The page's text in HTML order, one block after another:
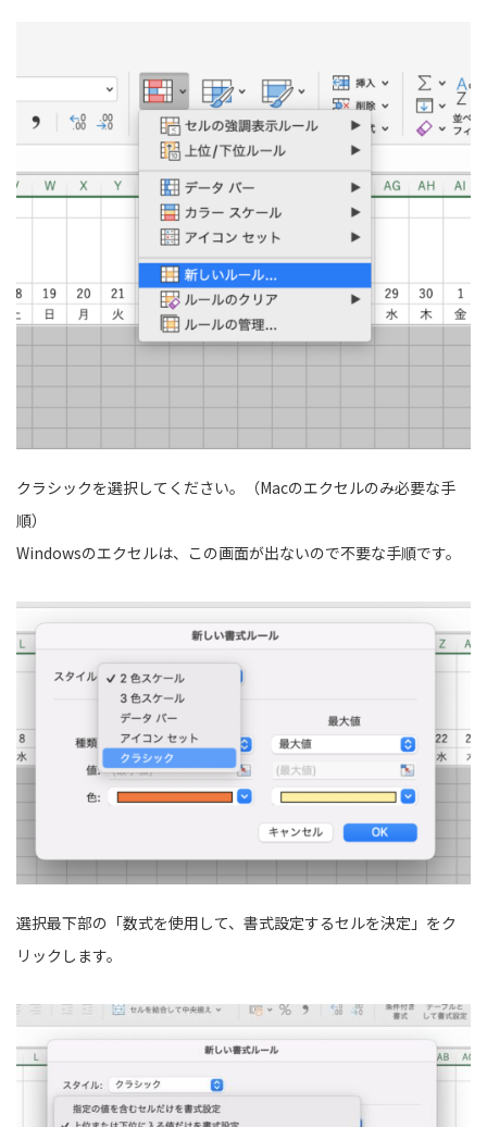
クラシックを選択してください。（Macのエクセルのみ必要な手
順）
Windowsのエクセルは、この画面が出ないので不要な手順です。
選択最下部の「数式を使用して、書式設定するセルを決定」をク
リックします。